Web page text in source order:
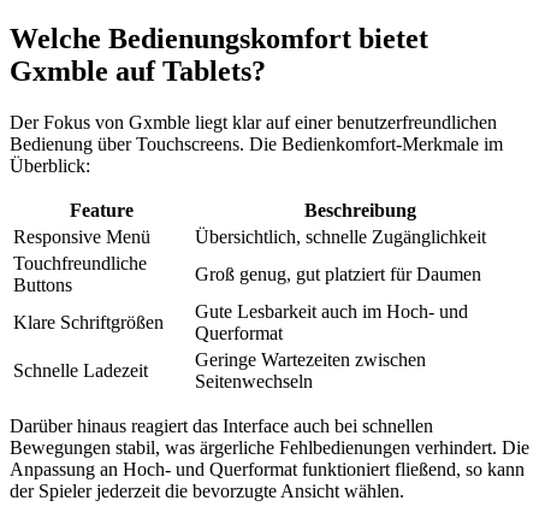
Welche Bedienungskomfort bietet
Gxmble auf Tablets?
Der Fokus von Gxmble liegt klar auf einer benutzerfreundlichen
Bedienung über Touchscreens. Die Bedienkomfort-Merkmale im
Überblick:
Feature
Beschreibung
Responsive Menü
Übersichtlich, schnelle Zugänglichkeit
Touchfreundliche
Buttons
Groß genug, gut platziert für Daumen
Klare Schriftgrößen
Gute Lesbarkeit auch im Hoch- und
Querformat
Schnelle Ladezeit
Geringe Wartezeiten zwischen
Seitenwechseln
Darüber hinaus reagiert das Interface auch bei schnellen
Bewegungen stabil, was ärgerliche Fehlbedienungen verhindert. Die
Anpassung an Hoch- und Querformat funktioniert fließend, so kann
der Spieler jederzeit die bevorzugte Ansicht wählen.